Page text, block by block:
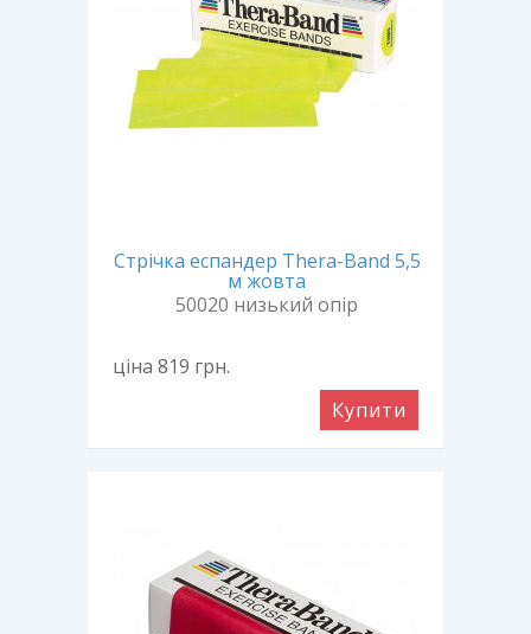
Стрічка еспандер Thera-Band 5,5
м жовта
50020 низький опір
ціна 819 грн.
Купити